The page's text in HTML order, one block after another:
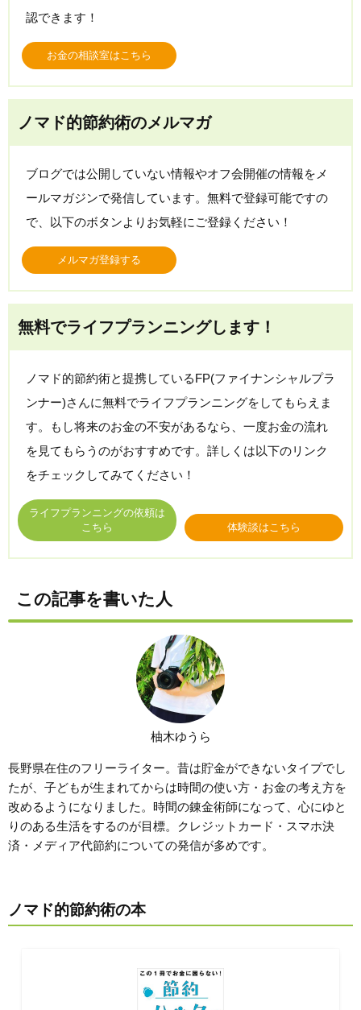
認できます！
お金の相談室はこちら
ノマド的節約術のメルマガ
ブログでは公開していない情報やオフ会開催の情報をメ
ールマガジンで発信しています。無料で登録可能ですの
で、以下のボタンよりお気軽にご登録ください！
メルマガ登録する
無料でライフプランニングします！
ノマド的節約術と提携しているFP(ファイナンシャルプラ
ンナー)さんに無料でライフプランニングをしてもらえま
す。もし将来のお金の不安があるなら、一度お金の流れ
を見てもらうのがおすすめです。詳しくは以下のリンク
をチェックしてみてください！
ライフプランニングの依頼は
こちら
体験談はこちら
この記事を書いた人
柚木ゆうら
長野県在住のフリーライター。昔は貯金ができないタイプでし
たが、子どもが生まれてからは時間の使い方・お金の考え方を
改めるようになりました。時間の錬金術師になって、心にゆと
りのある生活をするのが目標。クレジットカード・スマホ決
済・メディア代節約についての発信が多めです。
ノマド的節約術の本